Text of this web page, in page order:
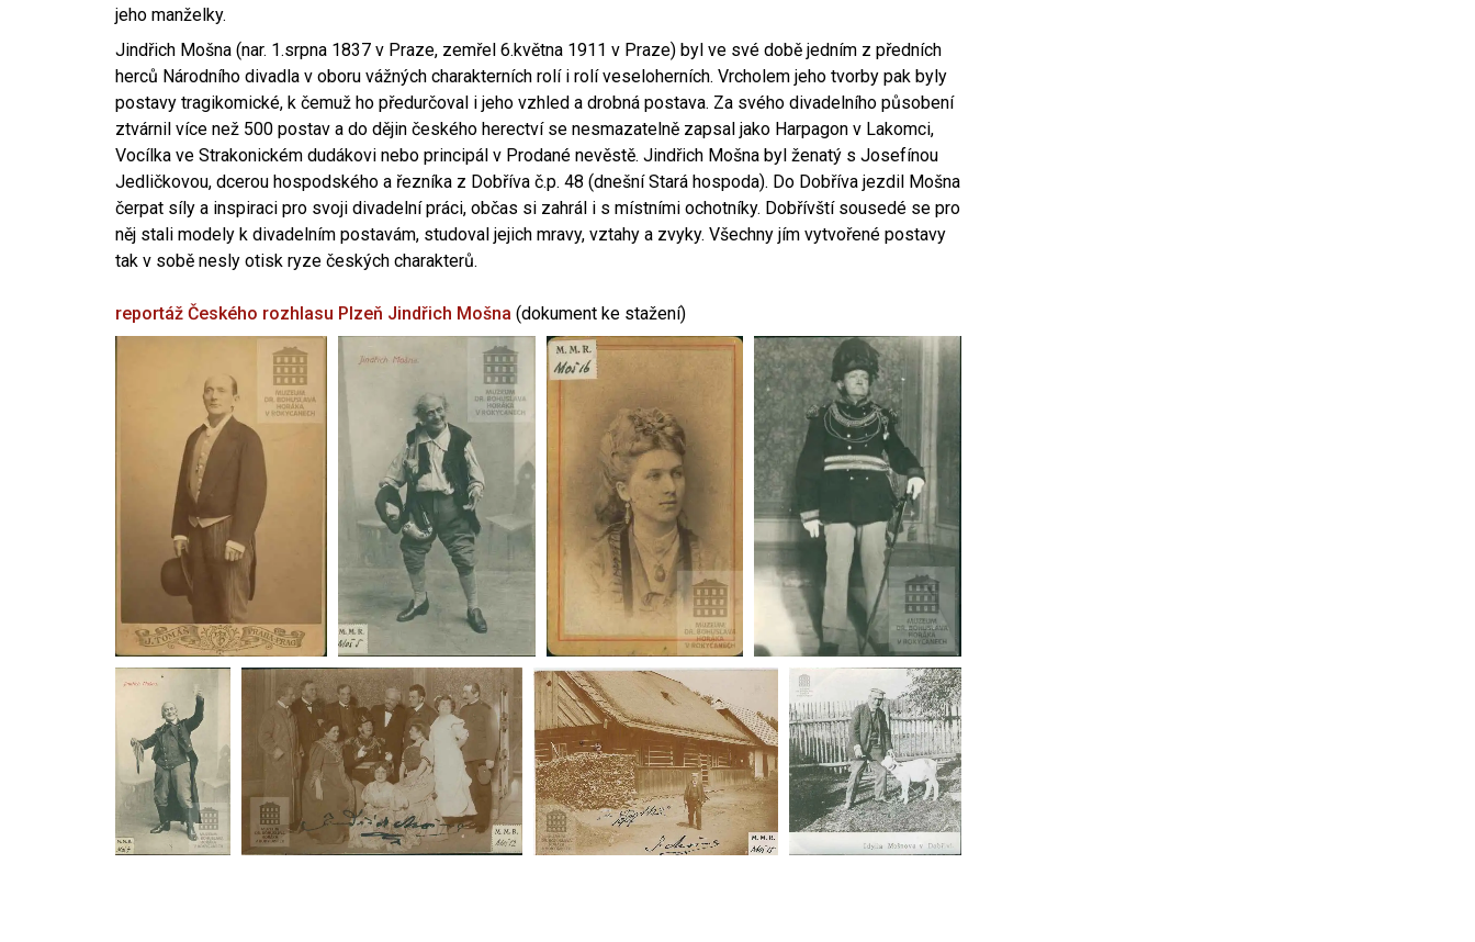
jeho manželky.
Jindřich Mošna (nar. 1.srpna 1837 v Praze, zemřel 6.května 1911 v Praze) byl ve své době jedním z předních
herců Národního divadla v oboru vážných charakterních rolí i rolí veseloherních. Vrcholem jeho tvorby pak byly
postavy tragikomické, k čemuž ho předurčoval i jeho vzhled a drobná postava. Za svého divadelního působení
ztvárnil více než 500 postav a do dějin českého herectví se nesmazatelně zapsal jako Harpagon v Lakomci,
Vocílka ve Strakonickém dudákovi nebo principál v Prodané nevěstě. Jindřich Mošna byl ženatý s Josefínou
Jedličkovou, dcerou hospodského a řezníka z Dobříva č.p. 48 (dnešní Stará hospoda). Do Dobříva jezdil Mošna
čerpat síly a inspiraci pro svoji divadelní práci, občas si zahrál i s místními ochotníky. Dobřívští sousedé se pro
něj stali modely k divadelním postavám, studoval jejich mravy, vztahy a zvyky. Všechny jím vytvořené postavy
tak v sobě nesly otisk ryze českých charakterů.
reportáž Českého rozhlasu Plzeň Jindřich Mošna (dokument ke stažení)